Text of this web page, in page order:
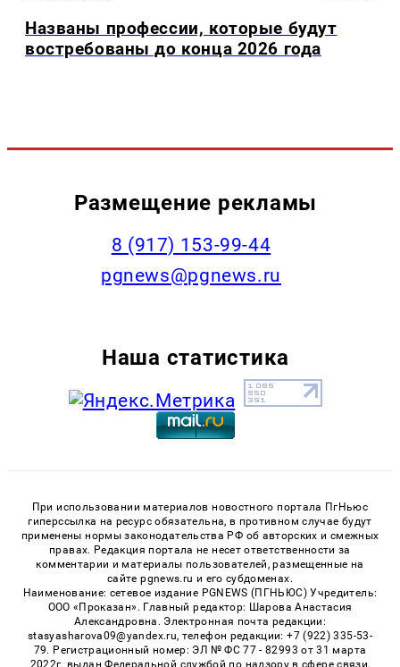
Названы профессии, которые будут
востребованы до конца 2026 года
Размещение рекламы
‭8 (917) 153-99-44
pgnews@pgnews.ru
Наша статистика
При использовании материалов новостного портала ПгНьюс
гиперссылка на ресурс обязательна, в противном случае будут
применены нормы законодательства РФ об авторских и смежных
правах. Редакция портала не несет ответственности за
комментарии и материалы пользователей, размещенные на
сайте pgnews.ru и его субдоменах.
Наименование: сетевое издание PGNEWS (ПГНЬЮС) Учредитель:
ООО «Проказан». Главный редактор: Шарова Анастасия
Александровна. Электронная почта редакции:
stasyasharova09@yandex.ru, телефон редакции: +7 (922) 335-53-
79. Регистрационный номер: ЭЛ № ФС 77 - 82993 от 31 марта
2022г. выдан Федеральной службой по надзору в сфере связи,